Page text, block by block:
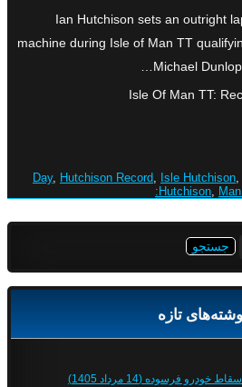
Ian Hutchison sets an outright
machine during Isle of Man TT
Michael
Isle Of Man TT:
Day, Hutchison Record, Isle Hutchison,
Hutchison,
تازه
فرسوده (14 مرداد 1405)